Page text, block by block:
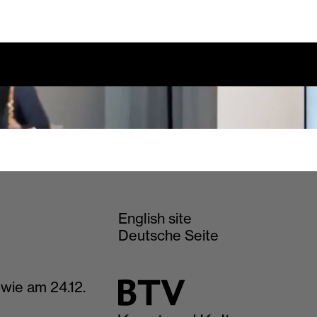
am 24.12.
English site
Deutsche Seite